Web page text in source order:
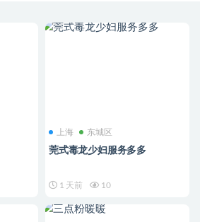
上海 东城区
莞式毒龙少妇服务多多
1 天前 10